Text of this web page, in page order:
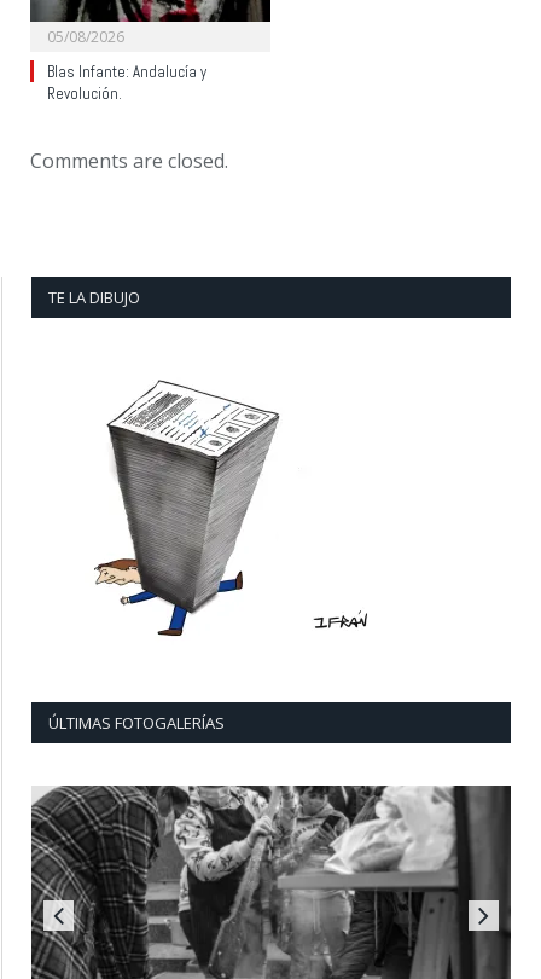
05/08/2026
Blas Infante: Andalucía y
Revolución.
Comments are closed.
TE LA DIBUJO
ÚLTIMAS FOTOGALERÍAS